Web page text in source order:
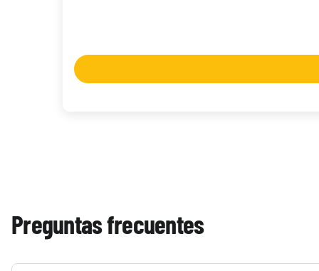
Magic | Marvel Super Heroes Bundle Gift Edition
86,90 €
Preguntas frecuentes